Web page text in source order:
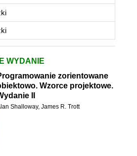
WYDANIE
zorientowane
Wzorce projektowe.
II
Shalloway, James R. Trott